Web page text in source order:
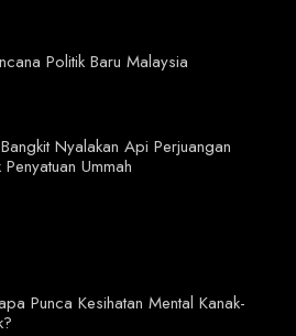
Politik Baru Malaysia
Nyalakan Api Perjuangan
Penyatuan Ummah
Punca Kesihatan Mental Kanak-